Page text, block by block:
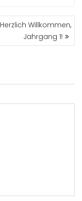
Herzlich Willkommen,
Jahrgang 1!